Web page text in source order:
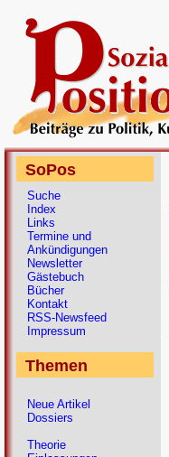
SoPos
Suche
Index
Links
Termine und
Ankündigungen
Newsletter
Gästebuch
Bücher
Kontakt
RSS-Newsfeed
Impressum
Themen
Neue Artikel
Dossiers
Theorie